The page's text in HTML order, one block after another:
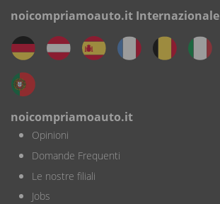
noicompriamoauto.it Internazionale
noicompriamoauto.it
Opinioni
Domande Frequenti
Le nostre filiali
Jobs